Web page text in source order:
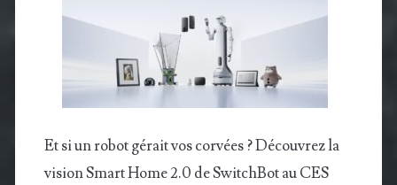
Et si un robot gérait vos corvées ? Découvrez la
vision Smart Home 2.0 de SwitchBot au CES